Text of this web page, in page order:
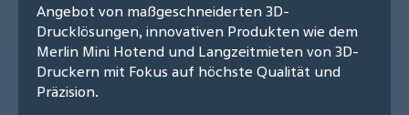
Angebot von maßgeschneiderten 3D-
Drucklösungen, innovativen Produkten wie dem
Merlin Mini Hotend und Langzeitmieten von 3D-
Druckern mit Fokus auf höchste Qualität und
Präzision.